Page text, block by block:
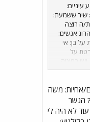
שיר ששמעת:
ה רוצה
אנשים:
על בן: אי
על
ישן במיטה
להקה
אכלת?
(שמעם לא?) אחים/אחיות: משה
גשר? הגשר
לא היה לי